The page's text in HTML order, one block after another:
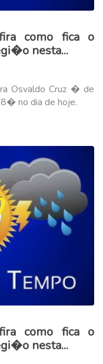
como fica o
nesta...
Osvaldo Cruz � de
no dia de hoje.
como fica o
nesta...